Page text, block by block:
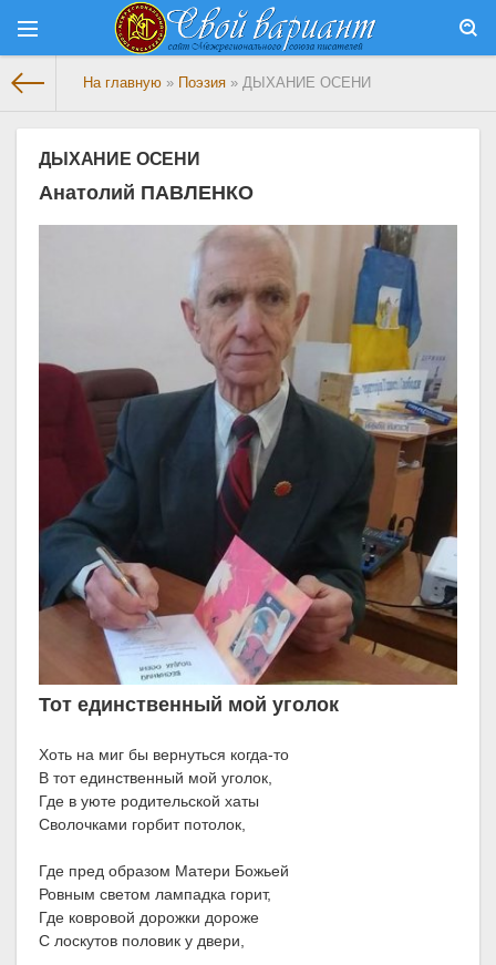
На главную » Поэзия » ДЫХАНИЕ ОСЕНИ
ДЫХАНИЕ ОСЕНИ
Анатолий ПАВЛЕНКО
Тот единственный мой уголок
Хоть на миг бы вернуться когда-то
В тот единственный мой уголок,
Где в уюте родительской хаты
Сволочками горбит потолок,
Где пред образом Матери Божьей
Ровным светом лампадка горит,
Где ковровой дорожки дороже
С лоскутов половик у двери,